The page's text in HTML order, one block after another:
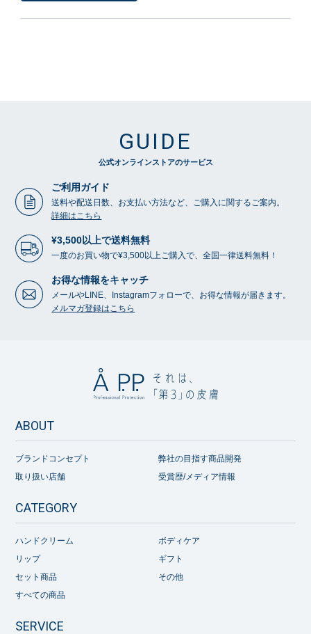
GUIDE
公式オンラインストアのサービス
ご利用ガイド
送料や配送日数、お支払い方法など、ご購入に関するご案内。
詳細はこちら
¥3,500以上で送料無料
一度のお買い物で¥3,500以上ご購入で、全国一律送料無料！
お得な情報をキャッチ
メールやLINE、Instagramフォローで、お得な情報が届きます。
メルマガ登録はこちら
ABOUT
ブランドコンセプト
弊社の目指す商品開発
取り扱い店舗
受賞歴/メディア情報
CATEGORY
ハンドクリーム
ボディケア
リップ
ギフト
セット商品
その他
すべての商品
SERVICE